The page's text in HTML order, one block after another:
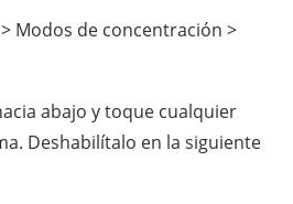
Modos de concentración >
abajo y toque cualquier
Deshabilítalo en la siguiente